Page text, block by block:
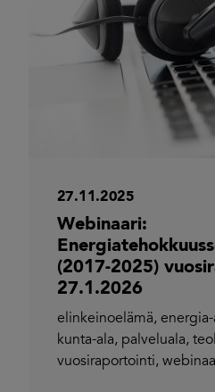
27.11.2025
Webinaari:
(2017-2025)
27.1.2026
elinkeinoelämä, energia-
kunta-ala, palveluala,
vuosiraportointi,